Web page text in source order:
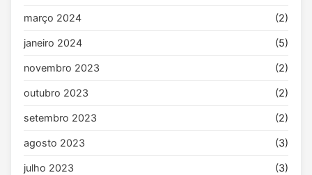
março 2024 (2)
janeiro 2024 (5)
novembro 2023 (2)
outubro 2023 (2)
setembro 2023 (2)
agosto 2023 (3)
julho 2023 (3)